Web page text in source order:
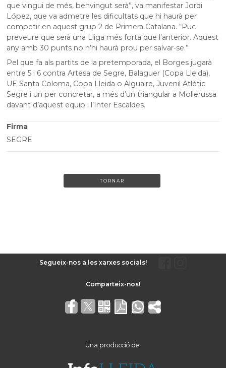
que vingui de més, benvingut serà”, va manifestar Jordi
López, que va admetre les dificultats que hi haurà per
competir en aquest grup 2 de Primera Catalana. “Puc
preveure que serà una Lliga més forta que l’anterior. Aquest
any amb 30 punts no n’hi haurà prou per salvar-se.”
Pel que fa als partits de la pretemporada, el Borges jugarà
entre 5 i 6 contra Artesa de Segre, Balaguer (Copa Lleida),
UE Santa Coloma, Copa Lleida o Alguaire, Juvenil Atlètic
Segre i un per concretar, a més d’un triangular a Mollerussa
davant d’aquest equip i l’Inter Escaldes.
Firma
SEGRE
TORNAR
Segueix-nos a les xarxes socials!
Una producció de: